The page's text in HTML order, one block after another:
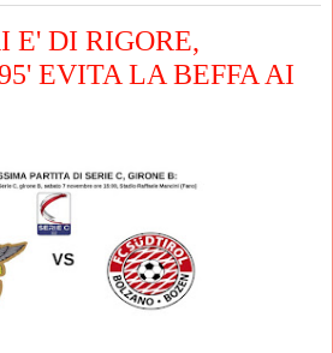
E' DI RIGORE,
EVITA LA BEFFA AI